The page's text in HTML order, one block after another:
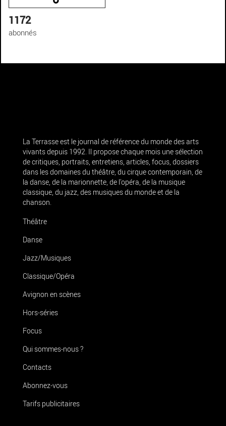
1172
abonnés
La Terrasse est le journal de référence du monde des arts
vivants depuis 1992. Il propose chaque mois une sélection
de critiques, portraits, entretiens, articles, focus, dossiers
dans les domaines du théâtre, du cirque contemporain, de
la danse, de la marionnette, de l’opéra, de la musique
classique, du jazz, des musiques du monde et de la
chanson.
Théâtre
Danse
Jazz/Musiques
Classique/Opéra
Avignon en scènes
Hors-séries
Focus
Qui sommes-nous ?
Contacts
Abonnez-vous
Tarifs publicitaires